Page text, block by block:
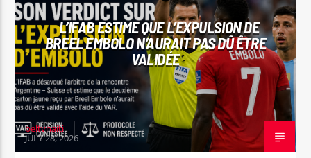
L’IFAB ESTIME QUE L’EXPULSION DE
BREEL EMBOLO N’AURAIT PAS DÛ ÊTRE
VALIDÉE
beltvhaiti
JULY 28, 2026